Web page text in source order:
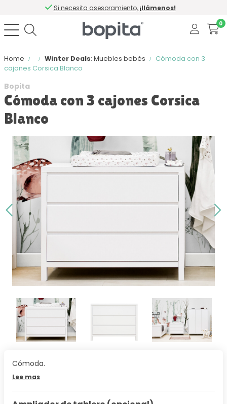
Si necesita asesoramiento, ¡llámenos!
0
Home Winter Deals: Muebles bebés
Cómoda con 3
cajones Corsica Blanco
Bopita
Cómoda con 3 cajones Corsica
Blanco
Cómoda.
Lee mas